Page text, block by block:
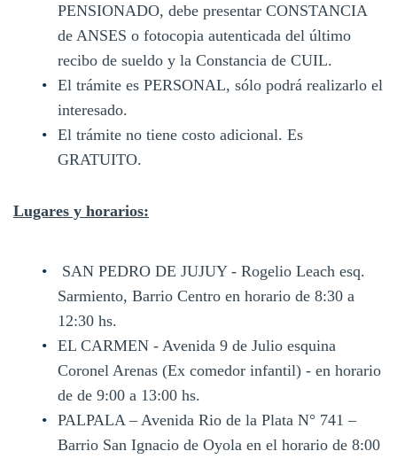
PENSIONADO, debe presentar CONSTANCIA
de ANSES o fotocopia autenticada del último
recibo de sueldo y la Constancia de CUIL.
El trámite es PERSONAL, sólo podrá realizarlo el
interesado.
El trámite no tiene costo adicional. Es
GRATUITO.
Lugares y horarios:
SAN PEDRO DE JUJUY - Rogelio Leach esq.
Sarmiento, Barrio Centro en horario de 8:30 a
12:30 hs.
EL CARMEN - Avenida 9 de Julio esquina
Coronel Arenas (Ex comedor infantil) - en horario
de de 9:00 a 13:00 hs.
PALPALA – Avenida Rio de la Plata N° 741 –
Barrio San Ignacio de Oyola en el horario de 8:00